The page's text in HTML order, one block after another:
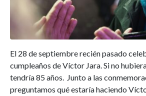
El 28 de septiembre recién pasado
cumpleaños de Víctor Jara. Si no
tendría 85 años. Junto a las
preguntamos qué estaría haciendo